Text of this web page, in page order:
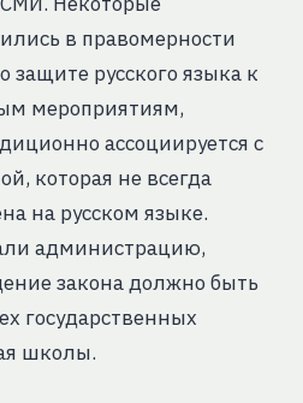
в правомерности
защите русского языка к
мероприятиям,
ассоциируется с
которая не всегда
на русском языке.
администрацию,
закона должно быть
государственных
школы.